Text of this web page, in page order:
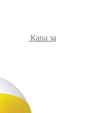
Капа за